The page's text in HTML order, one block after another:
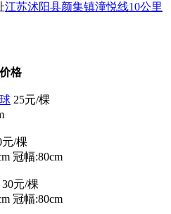
江苏沭阳县颜集镇潼悦线10公里
格
25元/棵
元/棵
冠幅:80cm
30元/棵
冠幅:80cm